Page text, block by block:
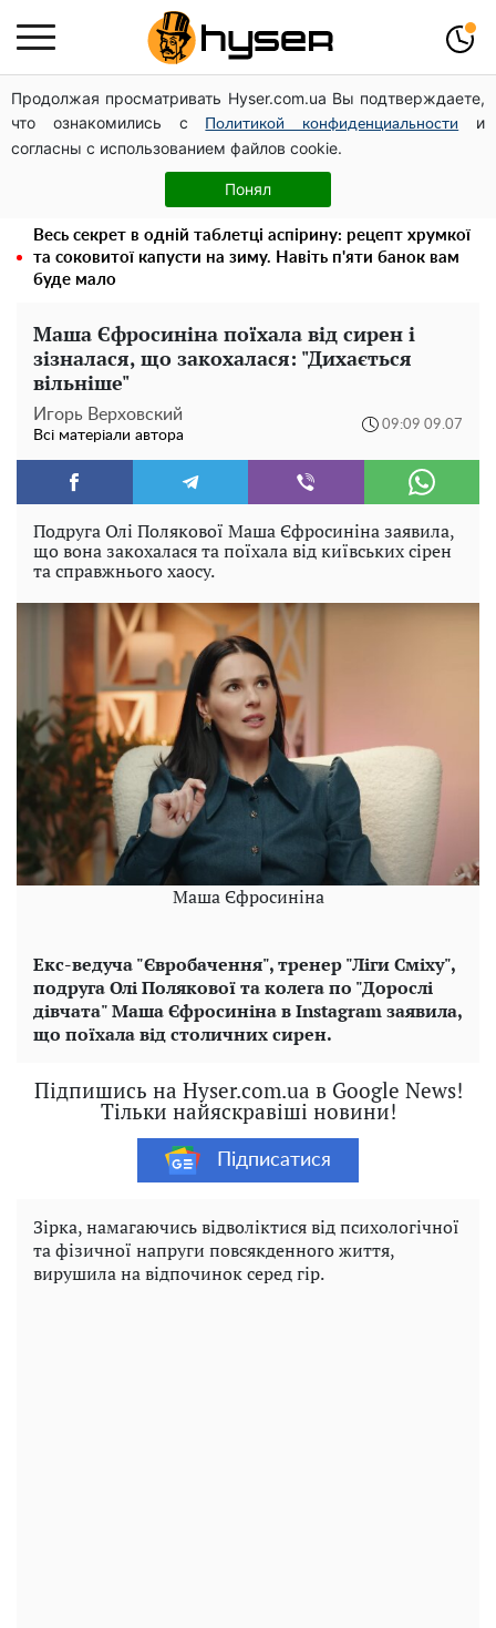
Продолжая просматривать Hyser.com.ua Вы подтверждаете,
что ознакомились с
Политикой конфиденциальности
и
согласны с использованием файлов cookie.
Понял
Дрони із націнкою: Олександр Конотопський вивів
мільйони оборонного бюджету через фіктивну фірму в
Естонії
Гола Олена Тополя у цікавих позах змусила відвисати
щелепи: злив відео – було лише початком
Весь секрет в одній таблетці аспірину: рецепт хрумкої
та соковитої капусти на зиму. Навіть п'яти банок вам
буде мало
Маша Єфросиніна поїхала від сирен і
зізналася, що закохалася: "Дихається
вільніше"
Игорь Верховский
Всі матеріали автора
09:09 09.07
Подруга Олі Полякової Маша Єфросиніна заявила,
що вона закохалася та поїхала від київських сірен
та справжнього хаосу.
Маша Єфросиніна
Екс-ведуча "Євробачення", тренер "Ліги Сміху",
подруга Олі Полякової та колега по "Дорослі
дівчата" Маша Єфросиніна вInstagramзаявила,
що поїхала від столичних сирен.
Підпишись на Hyser.com.ua в Google News!
Тільки найяскравіші новини!
Підписатися
Зірка, намагаючись відволіктися від психологічної
та фізичної напруги повсякденного життя,
вирушила на відпочинок серед гір.